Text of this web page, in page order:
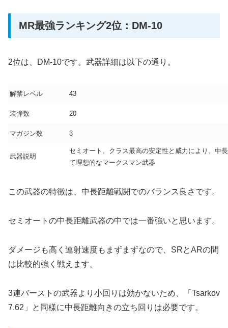
MR最強ランキング2位：DM-10
2位は、DM-10です。武器詳細は以下の通り。
解禁レベル 43
装弾数 20
マガジン数 3
武器説明
セミオート。クラス最高の安定性と威力により、中
て理想的なマークスマン武器
この武器の特徴は、中長距離戦闘でのバランス良さです。
セミオートの中長距離武器の中では一番強いと思います。
ダメージも高く連射速度もまずまずなので、SRとARの間
は比較的強く戦えます。
3連バーストの武器より小回りは効かないため、「Tsarkov
7.62」と同様に中長距離向きの立ち回りは必要です。